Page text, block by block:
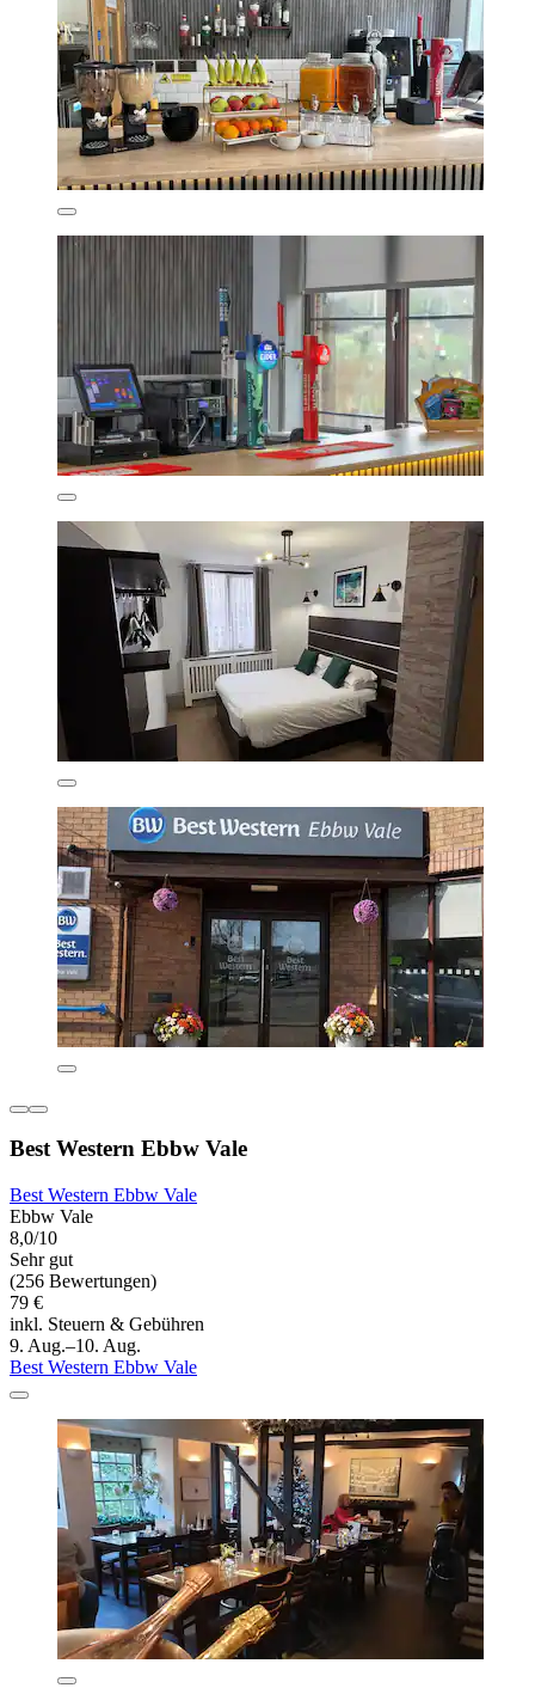
Best Western Ebbw Vale
Best Western Ebbw Vale
Ebbw Vale
8,0/10
Sehr gut
(256 Bewertungen)
79 €
inkl. Steuern & Gebühren
9. Aug.–10. Aug.
Best Western Ebbw Vale